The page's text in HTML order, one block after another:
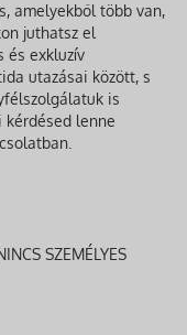
amelyekből több van,
juthatsz el
és exkluzív
utazásai között, s
is
kérdésed lenne
SZEMÉLYES